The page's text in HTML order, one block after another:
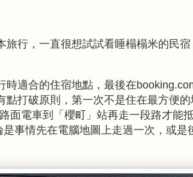
旅行，一直很想試試看睡榻榻米的民
時適合的住宿地點，最後在
點打破原則，第一次不是住在最方便
面電車到「櫻町」站再走一段路才能
事情先在電腦地圖上走過一次，或是